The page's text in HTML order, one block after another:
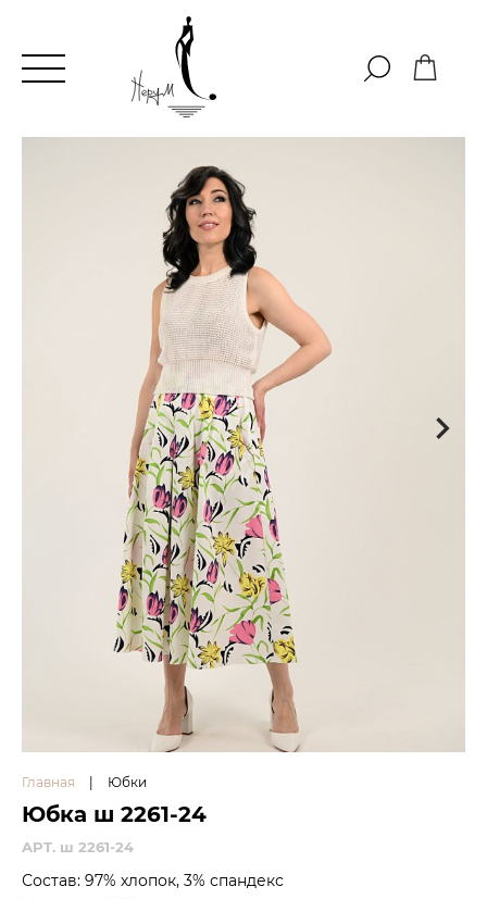
Главная Юбки
Юбка ш 2261-24
APT. ш 2261-24
Состав: 97% хлопок, 3% спандекс